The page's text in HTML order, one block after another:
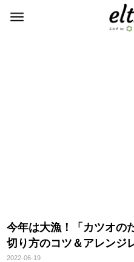
今年は大漁！「カツオの
切り方のコツ＆アレンジ
2022-06-19